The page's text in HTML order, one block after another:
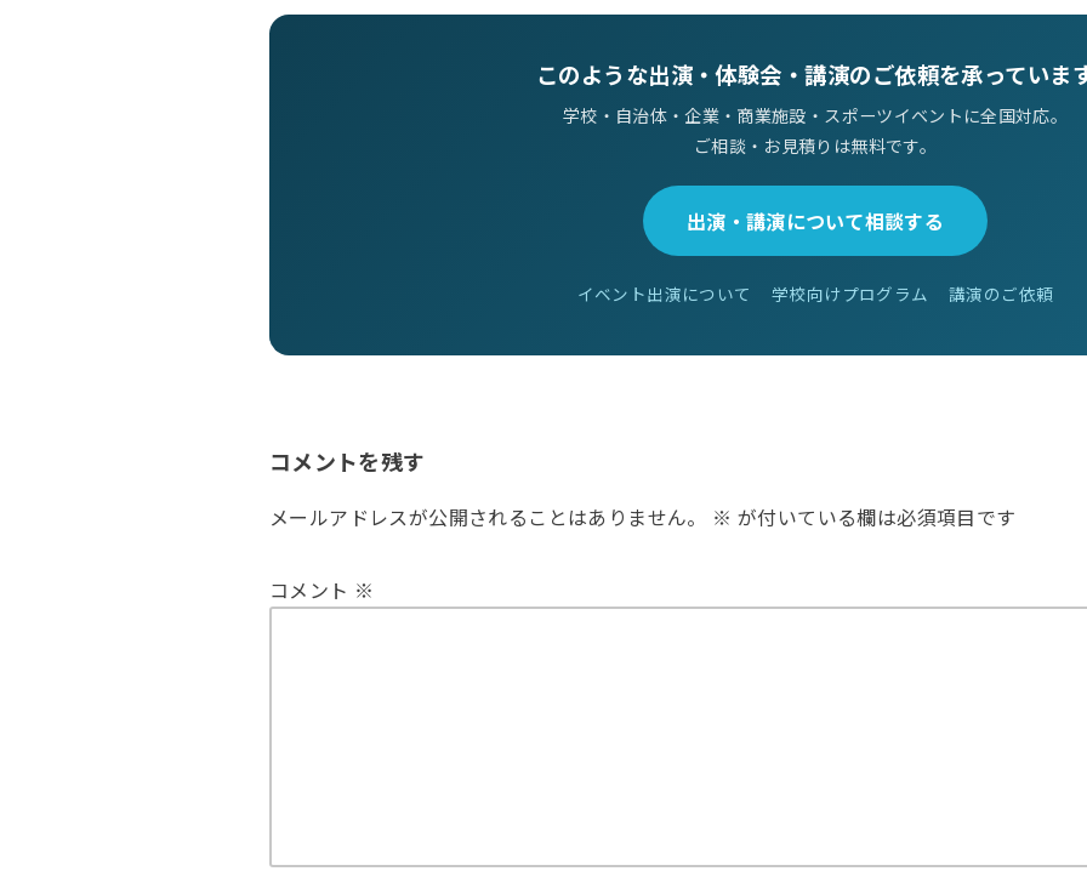
このような出演・体験会・講演のご依頼を承っていま
学校・自治体・企業・商業施設・スポーツイベントに全国対応。
ご相談・お見積りは無料です。
出演・講演について相談する
イベント出演について 学校向けプログラム 講演のご依頼
コメントを残す
メールアドレスが公開されることはありません。 ※ が付いている欄は必須項目です
コメント ※